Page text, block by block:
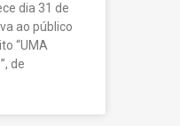
dia 31 de
ao público
“UMA
de